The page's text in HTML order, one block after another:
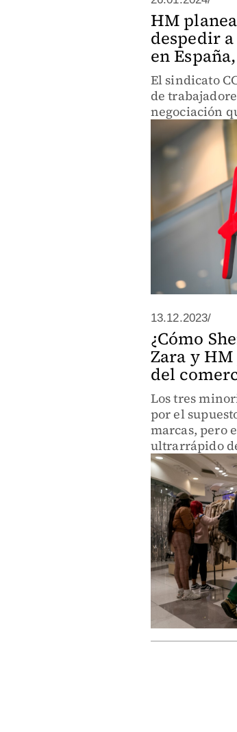
HM
despedir
en
El sindicato
de
negociación
13.12.2023/
¿Cómo
Zara y
del
Los tres
por el
marcas, pero
ultrarrápido
una